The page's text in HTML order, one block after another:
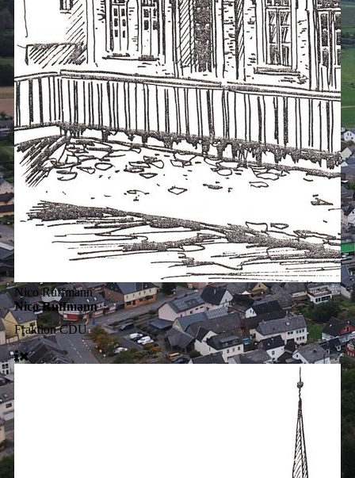
Nico Ruffmann
Nico Ruffmann
FraktionCDU